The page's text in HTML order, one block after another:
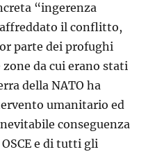
“ingerenza
il conflitto,
parte dei profughi
da cui erano stati
della NATO ha
umanitario ed
conseguenza
e di tutti gli